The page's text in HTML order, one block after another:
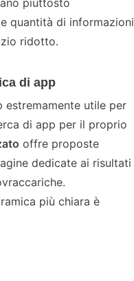
piuttosto
quantità di informazioni
ridotto.
di app
estremamente utile per
di app per il proprio
offre proposte
dedicate ai risultati
più chiara è